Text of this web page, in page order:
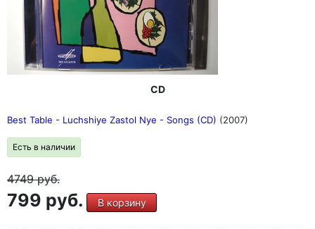
CD
Best Table - Luchshiye Zastol Nye - Songs (CD) (2007)
Есть в наличии
4749руб.
799 руб. В корзину